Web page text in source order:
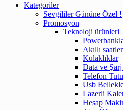
Kategoriler
Sevgililer Gününe Özel !
Promosyon
Teknoloji ürünleri
Akıllı saatler
Kulaklıklar
Data ve Şarj
Telefon
Usb
Lazerli
Hesap